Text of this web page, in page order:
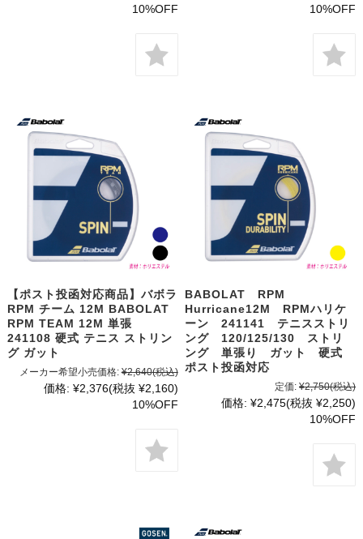
10%OFF
10%OFF
【ポスト投函対応商品】バボラ
RPM チーム 12M BABOLAT
RPM TEAM 12M 単張
241108 硬式 テニス ストリン
グ ガット
メーカー希望小売価格: ¥2,640(税込)
価格: ¥2,376(税抜 ¥2,160)
10%OFF
BABOLAT RPM
Hurricane12M RPMハリケ
ーン 241141 テニスストリ
ング 120/125/130 ストリ
ング 単張り ガット 硬式
ポスト投函対応
定価: ¥2,750(税込)
価格: ¥2,475(税抜 ¥2,250)
10%OFF